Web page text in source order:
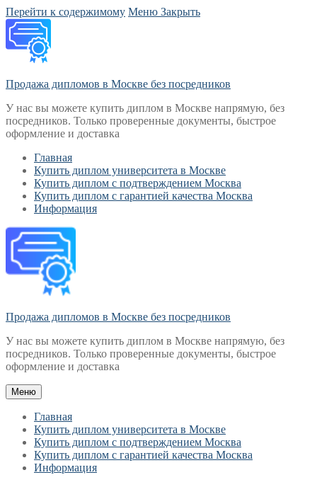
Перейти к содержимому Меню Закрыть
Продажа дипломов в Москве без посредников
У нас вы можете купить диплом в Москве напрямую, без
посредников. Только проверенные документы, быстрое
оформление и доставка
Главная
Купить диплом университета в Москве
Купить диплом с подтверждением Москва
Купить диплом с гарантией качества Москва
Информация
Продажа дипломов в Москве без посредников
У нас вы можете купить диплом в Москве напрямую, без
посредников. Только проверенные документы, быстрое
оформление и доставка
Меню
Главная
Купить диплом университета в Москве
Купить диплом с подтверждением Москва
Купить диплом с гарантией качества Москва
Информация